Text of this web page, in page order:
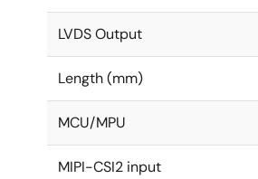
LVDS Output
Length (mm)
MCU/MPU
MIPI-CSI2 input